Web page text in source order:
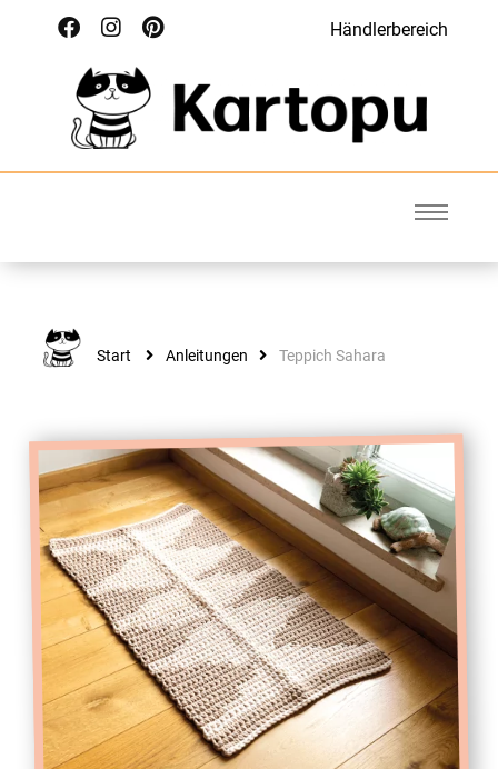
Händlerbereich
Kartopu
Start Anleitungen Teppich Sahara
ANLEITUNGEN
Teppich Sahara